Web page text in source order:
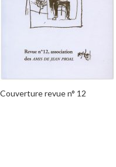
Couverture revue n° 12